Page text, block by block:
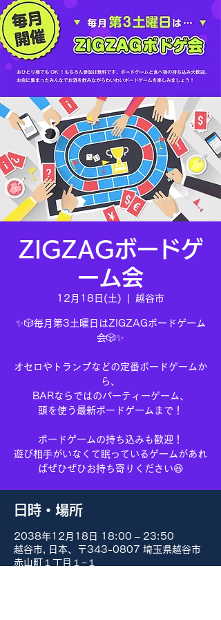
ZIGZAGボードゲ
ーム会
12月18日(土) 越谷市
✨🎲毎月第3土曜日はZIGZAGボードゲーム
会🎲✨
オセロやトランプなどの定番ボードゲームか
ら、
BARならではのパーティーゲーム、
頭を使う最新ボードゲームまで！
ボードゲームの持ち込みも歓迎！
遊び相手がいなくて眠っているゲームがあれ
ばぜひぜひお持ち寄りください😆
日時・場所
2038年12月18日 18:00 – 23:50
越谷市, 日本、〒343-0807 埼玉県越谷市
赤山町１丁目１−１